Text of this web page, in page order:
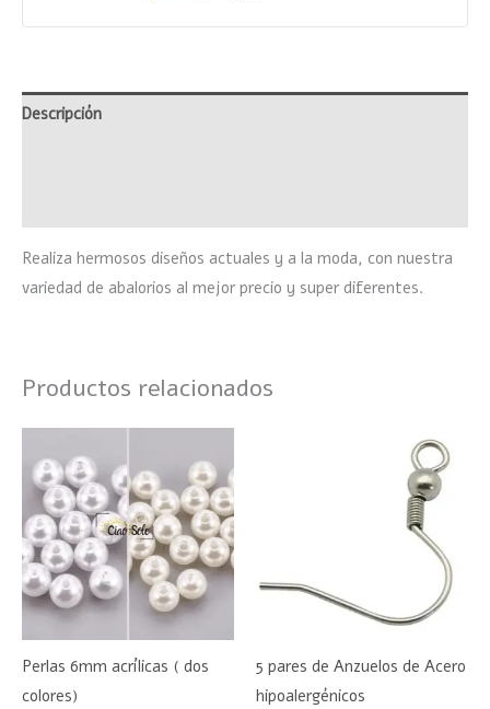
Descripción
Realiza hermosos diseños actuales y a la moda, con nuestra
variedad de abalorios al mejor precio y super diferentes.
Productos relacionados
Perlas 6mm acrílicas ( dos
colores)
producto
tiene
múltiples
variantes.
Las
opciones
se
pueden
5 pares de Anzuelos de Acero
hipoalergénicos